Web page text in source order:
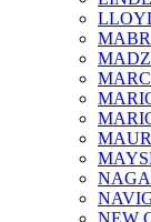
NEW